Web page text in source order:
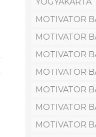
MOTIVATOR
MOTIVATOR
MOTIVATOR
MOTIVATOR
MOTIVATOR
MOTIVATOR
MOTIVATOR